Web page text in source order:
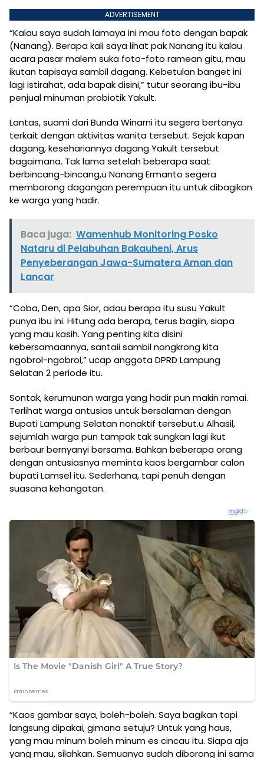
ADVERTISEMENT
“Kalau saya sudah lamaya ini mau foto dengan bapak
(Nanang). Berapa kali saya lihat pak Nanang itu kalau
acara pasar malem suka foto-foto ramean gitu, mau
ikutan tapisaya sambil dagang. Kebetulan banget ini
lagi istirahat, ada bapak disini,” tutur seorang ibu-ibu
penjual minuman probiotik Yakult.
Lantas, suami dari Bunda Winarni itu segera bertanya
terkait dengan aktivitas wanita tersebut. Sejak kapan
dagang, kesehariannya dagang Yakult tersebut
bagaimana. Tak lama setelah beberapa saat
berbincang-bincang,u Nanang Ermanto segera
memborong dagangan perempuan itu untuk dibagikan
ke warga yang hadir.
Baca juga: Wamenhub Monitoring Posko
Nataru di Pelabuhan Bakauheni, Arus
Penyeberangan Jawa-Sumatera Aman dan
Lancar
“Coba, Den, apa Sior, adau berapa itu susu Yakult
punya ibu ini. Hitung ada berapa, terus bagiin, siapa
yang mau kasih. Yang penting kita disini
kebersamaannya, santaii sambil nongkrong kita
ngobrol-ngobrol,” ucap anggota DPRD Lampung
Selatan 2 periode itu.
Sontak, kerumunan warga yang hadir pun makin ramai.
Terlihat warga antusias untuk bersalaman dengan
Bupati Lampung Selatan nonaktif tersebut.u Alhasil,
sejumlah warga pun tampak tak sungkan lagi ikut
berbaur bernyanyi bersama. Bahkan beberapa orang
dengan antusiasnya meminta kaos bergambar calon
bupati Lamsel itu. Sederhana, tapi penuh dengan
suasana kehangatan.
“Kaos gambar saya, boleh-boleh. Saya bagikan tapi
langsung dipakai, gimana setuju? Untuk yang haus,
yang mau minum boleh minum es cincau itu. Siapa aja
yang mau, silahkan. Semuanya sudah diborong ini sama